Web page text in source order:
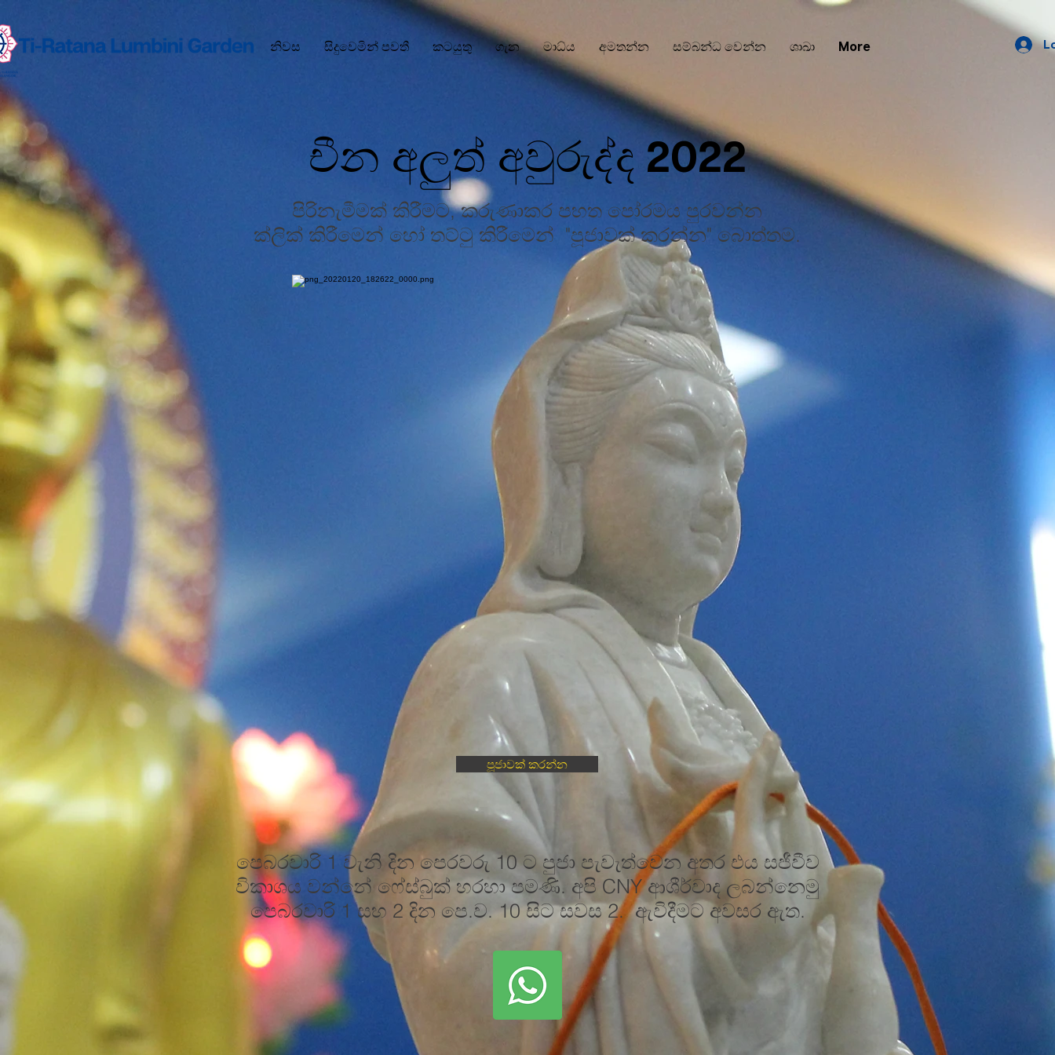
නිවස සිදුවෙමින් පවතී කටයුතු ගැන මාධ්ය අමතන්න සම්බන්ධ වෙන්න ශාඛා More
චීන අලුත් අවුරුද්ද 2022
පිරිනැමීමක් කිරීමට, කරුණාකර පහත පෝරමය පුරවන්න
ක්ලික් කිරීමෙන් හෝ තට්ටු කිරීමෙන් "පූජාවක් කරන්න" බොත්තම.
පූජාවක් කරන්න
පෙබරවාරි 1 වැනි දින පෙරවරු 10 ට පුජා පැවැත්වෙන අතර එය සජීවීව
විකාශය වන්නේ ෆේස්බුක් හරහා පමණි. අපි CNY ආශීර්වාද ලබන්නෙමු
පෙබරවාරි 1 සහ 2 දින පෙ.ව. 10 සිට සවස 2. ඇවිදීමට අවසර ඇත.